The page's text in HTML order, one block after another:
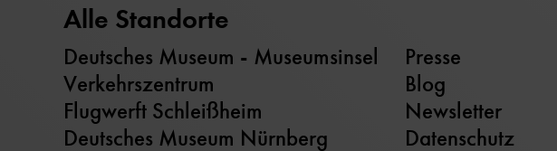
Alle Standorte
Deutsches Museum - Museumsinsel
Verkehrszentrum
Flugwerft Schleißheim
Deutsches Museum Nürnberg
Presse
Blog
Newsletter
Datenschutz